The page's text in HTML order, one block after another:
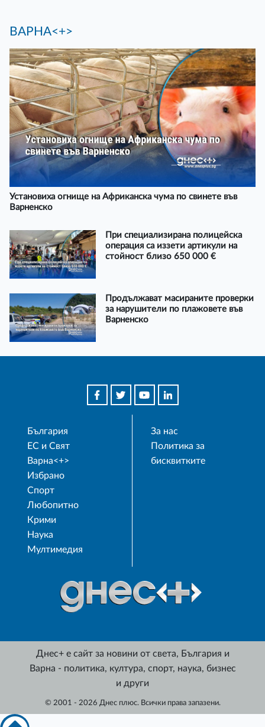
ВАРНА<+>
Установиха огнище на Африканска чума по свинете във
Варненско
При специализирана полицейска
операция са иззети артикули на
стойност близо 650 000 €
Продължават масираните проверки
за нарушители по плажовете във
Варненско
България
ЕС и Свят
Варна<+>
Избрано
Спорт
Любопитно
Крими
Наука
Мултимедия
За нас
Политика за
бисквитките
Днес+ е сайт за новини от света, България и
Варна - политика, култура, спорт, наука, бизнес
и други
© 2001 - 2026 Днес плюс. Всички права запазени.